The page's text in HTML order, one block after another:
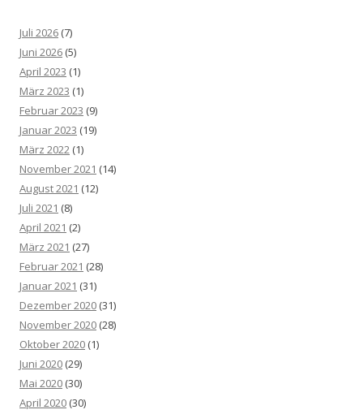
Juli 2026 (7)
Juni 2026 (5)
April 2023 (1)
März 2023 (1)
Februar 2023 (9)
Januar 2023 (19)
März 2022 (1)
November 2021 (14)
August 2021 (12)
Juli 2021 (8)
April 2021 (2)
März 2021 (27)
Februar 2021 (28)
Januar 2021 (31)
Dezember 2020 (31)
November 2020 (28)
Oktober 2020 (1)
Juni 2020 (29)
Mai 2020 (30)
April 2020 (30)